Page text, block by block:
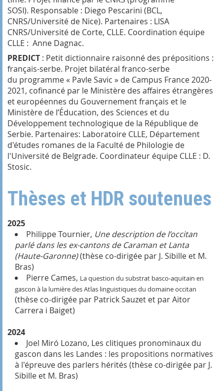
SOSI). Responsable : Diego Pescarini (BCL,
CNRS/Université de Nice). Partenaires : LISA
CNRS/Université de Corte, CLLE. Coordination équipe
CLLE : Anne Dagnac.
PREDICT : Petit dictionnaire raisonné des prépositions :
français-serbe. Projet bilatéral franco-serbe
du programme « Pavle Savic » de Campus France 2020-
2021, cofinancé par le Ministère des affaires étrangères
et européennes du Gouvernement français et le
Ministère de l’Éducation, des Sciences et du
Développement technologique de la République de
Serbie. Partenaires: Laboratoire CLLE, Département
d'études romanes de la Faculté de Philologie de
l'Université de Belgrade. Coordinateur équipe CLLE : D.
Stosic.
Thèses et HDR soutenues
2025
Philippe Tournier, Une description de l’occitan
parlé dans les ex-cantons de Caraman et Lanta
(Haute-Garonne)(thèse co-dirigée par J. Sibille et M.
Bras)
Pierre Cames, La question du substrat basco-aquitain en
gascon à la lumière des Atlas linguistiques du domaine occitan
(thèse co-dirigée par Patrick Sauzet et par Aitor
Carrera i Baiget)
2024
Joel Miró Lozano, Les clitiques pronominaux du
gascon dans les Landes : les propositions normatives
à l'épreuve des parlers hérités (thèse co-dirigée par J.
Sibille et M. Bras)